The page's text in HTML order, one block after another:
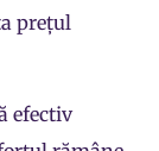
prețul
efectiv